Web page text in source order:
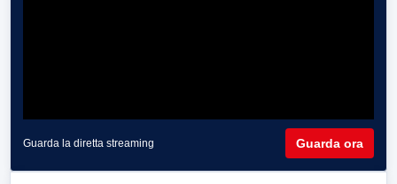
Guarda la diretta streaming Guarda ora